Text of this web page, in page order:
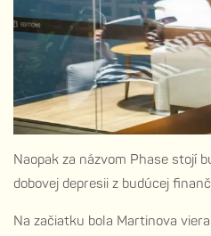
Naopak za názvom Phase stojí
dobovej depresii z budúcej
Na začiatku bola Martinova